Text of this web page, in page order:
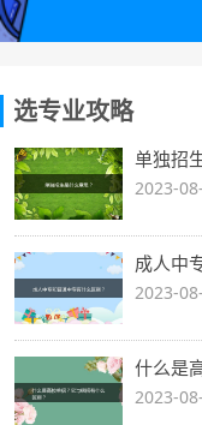
选专业攻略
单独招
2023-
成人中
2023-
什么是
2023-